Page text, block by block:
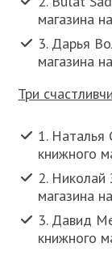
магазина
3. Дарья
магазина
Три
1. Наталья
книжного
2. Николай
магазина
3. Давид
книжного